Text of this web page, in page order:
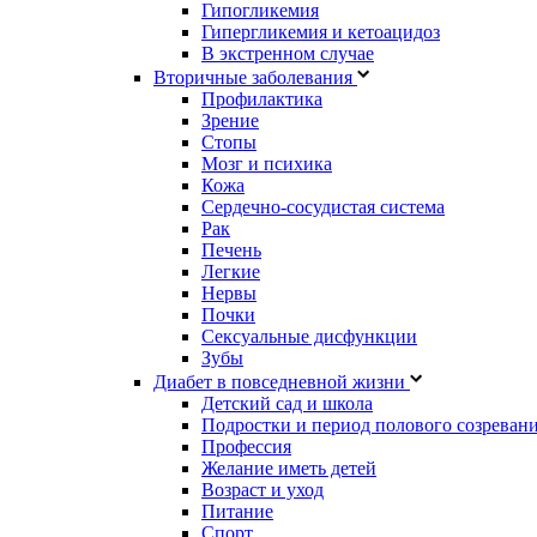
Гипогликемия
Гипергликемия и кетоацидоз
В экстренном случае
Вторичные заболевания
Профилактика
Зрение
Стопы
Мозг и психика
Кожа
Сердечно-сосудистая система
Рак
Печень
Легкие
Нервы
Почки
Сексуальные дисфункции
Зубы
Диабет в повседневной жизни
Детский сад и школа
Подростки и период полового
Профессия
Желание иметь детей
Возраст и уход
Питание
Спорт